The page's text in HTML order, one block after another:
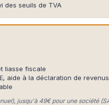
des seuils de TVA
liasse fiscale
aide à la déclaration de revenus
jusqu'à 49€ pour une société